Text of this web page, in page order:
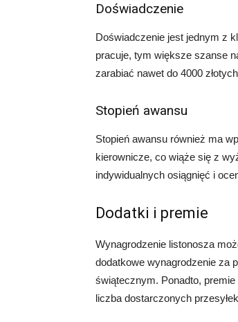
Doświadczenie
Doświadczenie jest jednym z
pracuje, tym większe szanse
zarabiać nawet do 4000
Stopień awansu
Stopień awansu również ma
kierownicze, co wiąże się z
indywidualnych osiągnięć i
Dodatki i premie
Wynagrodzenie listonosza
dodatkowe wynagrodzenie za
świątecznym. Ponadto,
liczba dostarczonych